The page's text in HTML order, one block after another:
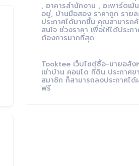
, อาคารสำนักงาน , อะพาร์ตเ
อยู่, บ้านมือสอง ราคาถูก ราย
ประกาศได้มากขึ้น คุณสามารถ
สนใจ ช่วงราคา เพื่อให้ได้ประ
ต้องการมากที่สุด
Tooktee เว็บไซต์ซื้อ-ขายอสัง
เช่าบ้าน คอนโด ที่ดิน ประกาศ
สมาชิก ก็สามารถลงประกาศได้
ฟรี